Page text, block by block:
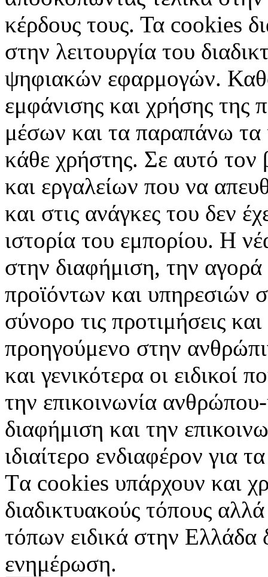
κέρδους τους. Τα cookies
στην λειτουργία του
ψηφιακών εφαρμογών.
εμφάνισης και χρήσης της
μέσων και τα παραπάνω τα
κάθε χρήστης. Σε αυτό
και εργαλείων που να
και στις ανάγκες του δεν
ιστορία του εμπορίου. Η
στην διαφήμιση, την
προϊόντων και υπηρεσιών
σύνορο τις προτιμήσεις
προηγούμενο στην
και γενικότερα οι ειδικοί
την επικοινωνία
διαφήμιση και την
ιδιαίτερο ενδιαφέρον για
Tα cookies υπάρχουν και
διαδικτυακούς τόπους
τόπων ειδικά στην Ελλάδα
ενημέρωση.